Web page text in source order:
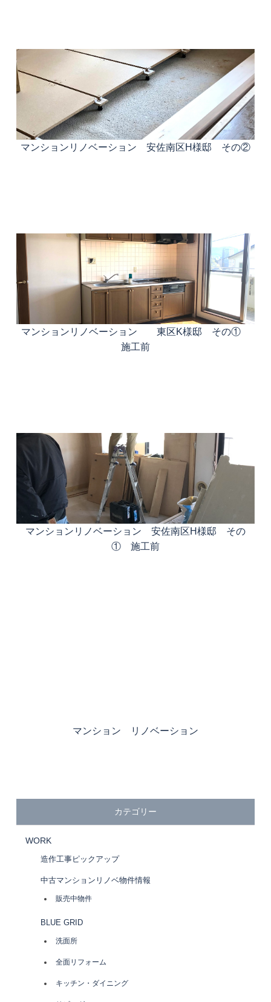
マンションリノベーション 安佐南区H様邸 その②
マンションリノベーション 東区K様邸 その①
施工前
マンションリノベーション 安佐南区H様邸 その
① 施工前
マンション リノベーション
カテゴリー
WORK
造作工事ピックアップ
中古マンションリノベ物件情報
販売中物件
BLUE GRID
洗面所
全面リフォーム
キッチン・ダイニング